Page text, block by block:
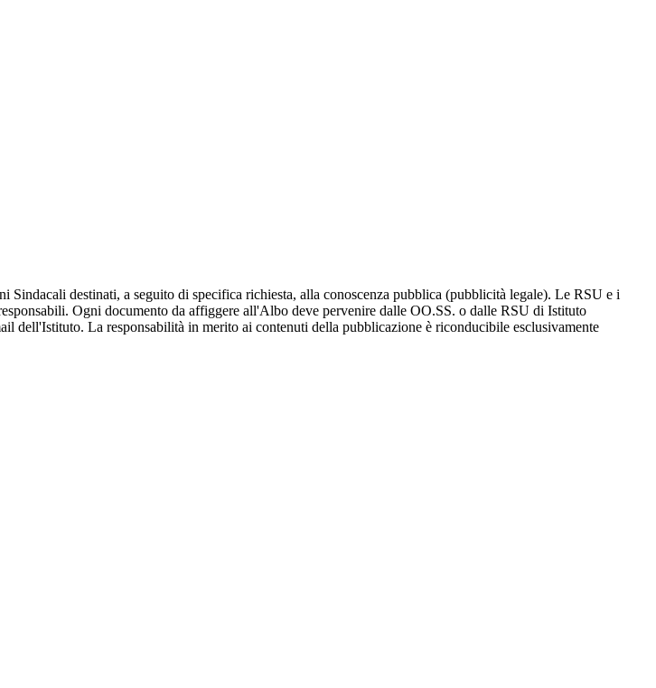
destinati, a seguito di specifica richiesta, alla conoscenza pubblica (pubblicità legale). Le RSU e i
Ogni documento da affiggere all'Albo deve pervenire dalle OO.SS. o dalle RSU di Istituto
dell'Istituto. La responsabilità in merito ai contenuti della pubblicazione è riconducibile esclusivamente